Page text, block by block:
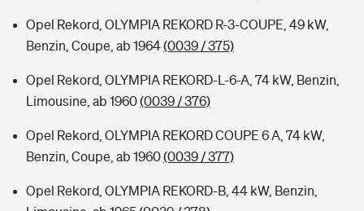
Opel Rekord, OLYMPIA REKORD R-3-COUPE, 49 kW,
Benzin, Coupe, ab 1964(0039 / 375)
Opel Rekord, OLYMPIA REKORD-L-6-A, 74 kW, Benzin,
Limousine, ab 1960(0039 / 376)
Opel Rekord, OLYMPIA REKORD COUPE 6 A, 74 kW,
Benzin, Coupe, ab 1960(0039 / 377)
Opel Rekord, OLYMPIA REKORD-B, 44 kW, Benzin,